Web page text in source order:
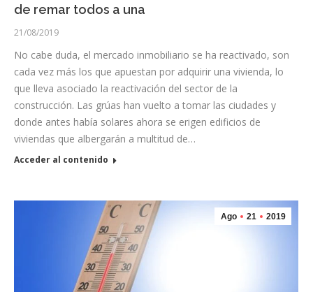
de remar todos a una
21/08/2019
No cabe duda, el mercado inmobiliario se ha reactivado, son
cada vez más los que apuestan por adquirir una vivienda, lo
que lleva asociado la reactivación del sector de la
construcción. Las grúas han vuelto a tomar las ciudades y
donde antes había solares ahora se erigen edificios de
viviendas que albergarán a multitud de…
Acceder al contenido
Ago 21 2019